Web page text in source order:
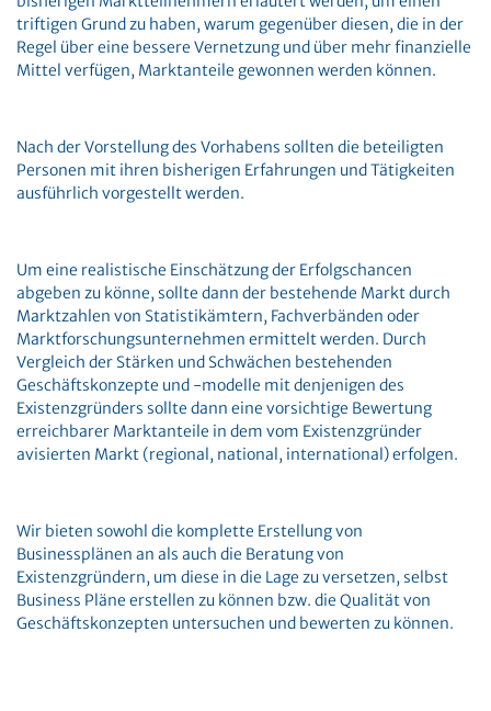
triftigen Grund zu haben, warum gegenüber diesen, die in der
Regel über eine bessere Vernetzung und über mehr finanzielle
Mittel verfügen, Marktanteile gewonnen werden können.
Nach der Vorstellung des Vorhabens sollten die beteiligten
Personen mit ihren bisherigen Erfahrungen und Tätigkeiten
ausführlich vorgestellt werden.
Um eine realistische Einschätzung der Erfolgschancen
abgeben zu könne, sollte dann der bestehende Markt durch
Marktzahlen von Statistikämtern, Fachverbänden oder
Marktforschungsunternehmen ermittelt werden. Durch
Vergleich der Stärken und Schwächen bestehenden
Geschäftskonzepte und -modelle mit denjenigen des
Existenzgründers sollte dann eine vorsichtige Bewertung
erreichbarer Marktanteile in dem vom Existenzgründer
avisierten Markt (regional, national, international) erfolgen.
Wir bieten sowohl die komplette Erstellung von
Businessplänen an als auch die Beratung von
Existenzgründern, um diese in die Lage zu versetzen, selbst
Business Pläne erstellen zu können bzw. die Qualität von
Geschäftskonzepten untersuchen und bewerten zu können.